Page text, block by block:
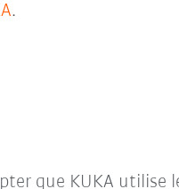
.
que KUKA